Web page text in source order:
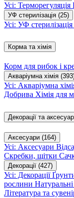
Усі: Терморегуляція
УФ стерилізація (25)
Усі: УФ стерилізація
Корма та хімія
Корм для рибок і
Акваріумна хімія
Усі: Акваріумна
Добрива Хімія для
Декорації та
Аксесуари (164)
Усі: Аксесуари
Скребки, щітки
Декорації (427)
Усі: Декорації
рослини Натуральні
Література та